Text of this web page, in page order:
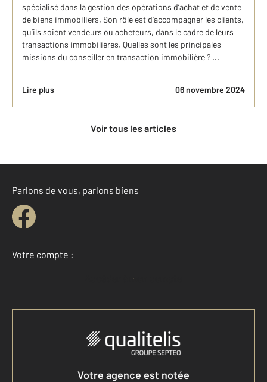
spécialisé dans la gestion des opérations d’achat et de vente
de biens immobiliers. Son rôle est d’accompagner les clients,
qu’ils soient vendeurs ou acheteurs, dans le cadre de leurs
transactions immobilières. Quelles sont les principales
missions du conseiller en transaction immobilière ? ...
Lire plus 06 novembre 2024
Voir tous les articles
Parlons de vous, parlons biens
Votre compte :
Accéder à mon compte
Votre agence est notée